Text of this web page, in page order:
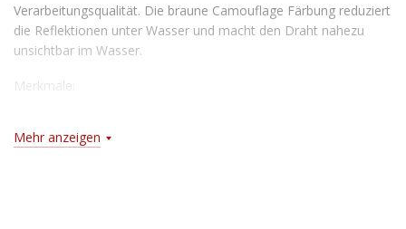
Verarbeitungsqualität. Die braune Camouflage Färbung reduziert
die Reflektionen unter Wasser und macht den Draht nahezu
unsichtbar im Wasser.
Merkmale:
Mehr anzeigen